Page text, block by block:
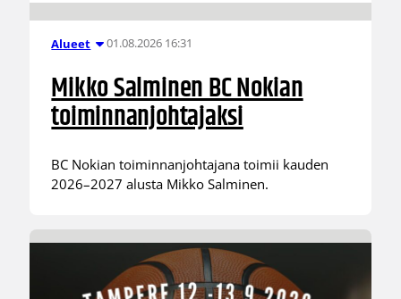
Alueet 01.08.2026 16:31
Mikko Salminen BC Nokian
toiminnanjohtajaksi
BC Nokian toiminnanjohtajana toimii kauden
2026–2027 alusta Mikko Salminen.